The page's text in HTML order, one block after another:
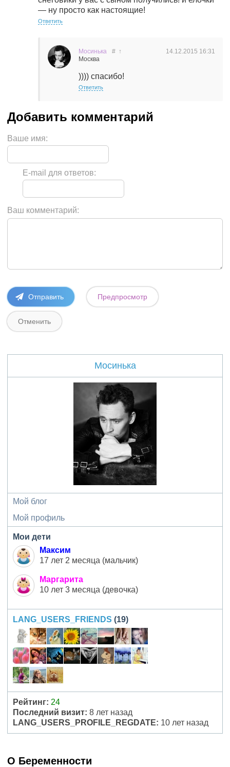
— ну просто как настоящие!
Ответить
Мосинька
Москва
14.12.2015 16:31
# ↑
)))) спасибо!
Ответить
Ваше имя:
E-mail для ответов:
Ваш комментарий:
Мосинька
Мой блог
Мой профиль
Мои дети
Максим
17 лет 2 месяца (мальчик)
Маргарита
10 лет 3 месяца (девочка)
LANG_USERS_FRIENDS (19)
Рейтинг: 24
Последний визит: 8 лет назад
LANG_USERS_PROFILE_REGDATE: 10 лет назад
О Беременности